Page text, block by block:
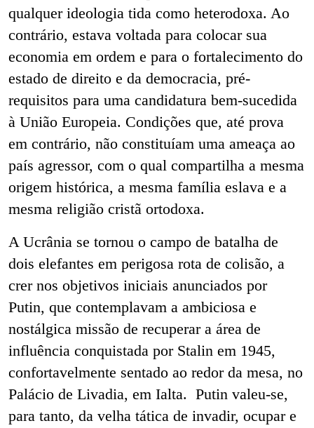
qualquer ideologia tida como heterodoxa. Ao
contrário, estava voltada para colocar sua
economia em ordem e para o fortalecimento do
estado de direito e da democracia, pré-
requisitos para uma candidatura bem-sucedida
à União Europeia. Condições que, até prova
em contrário, não constituíam uma ameaça ao
país agressor, com o qual compartilha a mesma
origem histórica, a mesma família eslava e a
mesma religião cristã ortodoxa.
A Ucrânia se tornou o campo de batalha de
dois elefantes em perigosa rota de colisão, a
crer nos objetivos iniciais anunciados por
Putin, que contemplavam a ambiciosa e
nostálgica missão de recuperar a área de
influência conquistada por Stalin em 1945,
confortavelmente sentado ao redor da mesa, no
Palácio de Livadia, em Ialta. Putin valeu-se,
para tanto, da velha tática de invadir, ocupar e